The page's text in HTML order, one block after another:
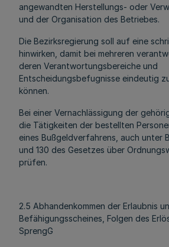
angewandten Herstellungs- oder
und der Organisation des Betriebes.
Die Bezirksregierung soll auf eine
hinwirken, damit bei mehreren
deren Verantwortungsbereiche und
Entscheidungsbefugnisse eindeutig
können.
Bei einer Vernachlässigung der
die Tätigkeiten der bestellten
eines Bußgeldverfahrens, auch unter
und 130 des Gesetzes über
prüfen.
2.5 Abhandenkommen der Erlaubnis
Befähigungsscheines, Folgen des
SprengG